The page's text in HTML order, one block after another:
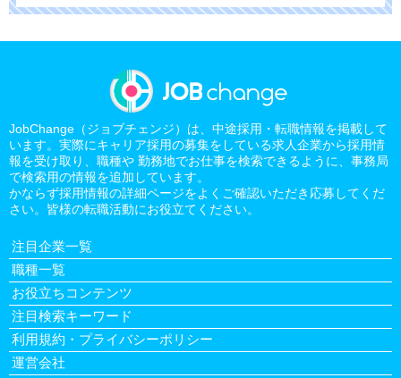
JobChange（ジョブチェンジ）は、中途採用・転職情報を掲載して
います。実際にキャリア採用の募集をしている求人企業から採用情
報を受け取り、職種や 勤務地でお仕事を検索できるように、事務局
で検索用の情報を追加しています。
かならず採用情報の詳細ページをよくご確認いただき応募してくだ
さい。皆様の転職活動にお役立てください。
注目企業一覧
職種一覧
お役立ちコンテンツ
注目検索キーワード
利用規約・プライバシーポリシー
運営会社